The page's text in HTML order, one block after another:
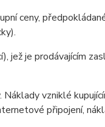
ceny,
jež je prodávajícím
vzniklé
připojení,